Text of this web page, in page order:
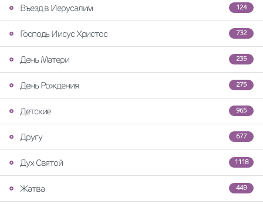
124
Въезд в Иерусалим
732
Господь Иисус Христос
235
День Матери
275
День Рождения
965
Детские
677
Другу
1118
Дух Святой
449
Жатва